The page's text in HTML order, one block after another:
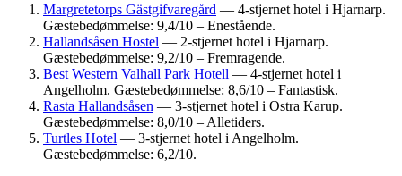
Margretetorps Gästgifvaregård — 4-stjernet hotel i Hjarnarp.
Gæstebedømmelse: 9,4/10 – Enestående.
Hallandsåsen Hostel — 2-stjernet hotel i Hjarnarp.
Gæstebedømmelse: 9,2/10 – Fremragende.
Best Western Valhall Park Hotell — 4-stjernet hotel i
Angelholm. Gæstebedømmelse: 8,6/10 – Fantastisk.
Rasta Hallandsåsen — 3-stjernet hotel i Ostra Karup.
Gæstebedømmelse: 8,0/10 – Alletiders.
Turtles Hotel — 3-stjernet hotel i Angelholm.
Gæstebedømmelse: 6,2/10.